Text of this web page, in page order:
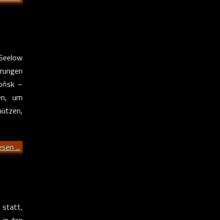
–
um
...
statt,